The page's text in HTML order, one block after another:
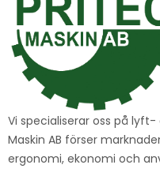
Vi specialiserar oss på
Maskin AB förser
ergonomi, ekonomi och